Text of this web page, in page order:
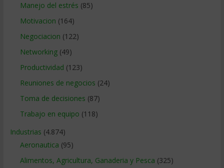
Manejo del estrés (85)
Motivacion (164)
Negociacion (122)
Networking(49)
Productividad (123)
Reuniones de negocios (24)
Toma de decisiones (87)
Trabajo en equipo (118)
Industrias (4.874)
Aeronautica (95)
Alimentos, Agricultura, Ganaderia y Pesca (325)